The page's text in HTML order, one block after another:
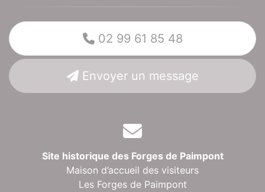
02 99 61 85 48
Envoyer un message
Site historique des Forges de Paimpont
Maison d’accueil des visiteurs
Les Forges de Paimpont